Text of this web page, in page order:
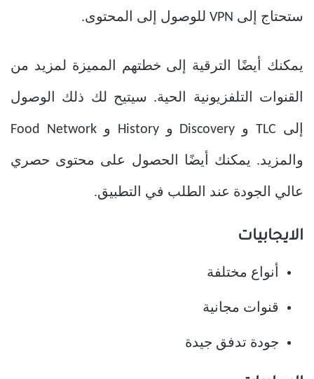
ستحتاج إلى VPN للوصول إلى المحتوى.
يمكنك أيضًا الترقية إلى خطتهم المميزة لمزيد من
القنوات التلفزيونية الحية. سيتيح لك ذلك الوصول
إلى TLC و Discovery و History و Food Network
والمزيد. يمكنك أيضًا الحصول على محتوى حصري
عالي الجودة عند الطلب في التطبيق.
الايجابيات
أنواع مختلفة
قنوات مجانية
جودة تدفق جيدة